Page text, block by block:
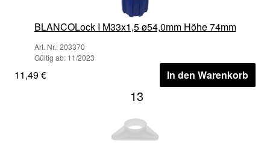
BLANCOLock I M33x1,5 ø54,0mm Höhe 74mm
Art. Nr.: 203370
Gültig ab: 11/2023
11,49 € In den Warenkorb
13